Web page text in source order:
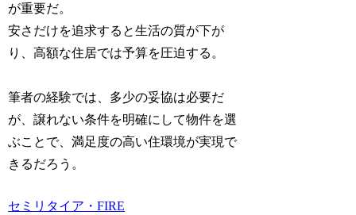
が重要だ。
安さだけを追求すると生活の質が下が
り、高額な住居では予算を圧迫する。
筆者の経験では、多少の妥協は必要だ
が、譲れない条件を明確にして物件を選
ぶことで、満足度の高い住環境が実現で
きるだろう。
セミリタイア・FIRE